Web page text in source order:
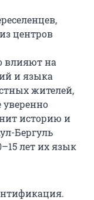
центров
влияют на
и языка
жителей,
уверенно
историю и
Бергуль
лет их язык